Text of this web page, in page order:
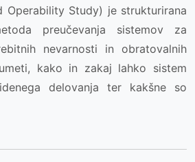
Operability Study) je strukturirana
preučevanja sistemov za
nevarnosti in obratovalnih
kako in zakaj lahko sistem
delovanja ter kakšne so